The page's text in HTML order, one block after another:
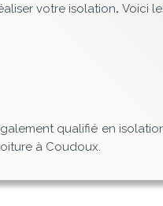
votre isolation. Voici
qualifié en
à Coudoux.